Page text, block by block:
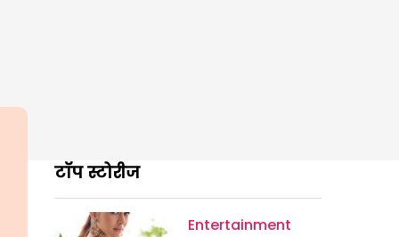
टॉप स्टोरीज
Entertainment